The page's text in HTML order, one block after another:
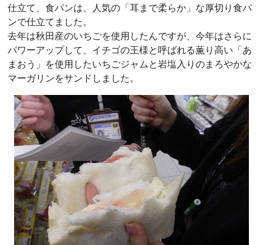
仕立て、食パンは、人気の「耳まで柔らか」な厚切り食パ
ンで仕立てました。
去年は秋田産のいちごを使用したんですが、今年はさらに
パワーアップして、イチゴの王様と呼ばれる薫り高い「あ
まおう」を使用したいちごジャムと岩塩入りのまろやかな
マーガリンをサンドしました。